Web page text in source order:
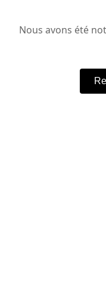
Nous avons été